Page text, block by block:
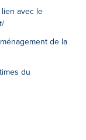
avec le
de la
du